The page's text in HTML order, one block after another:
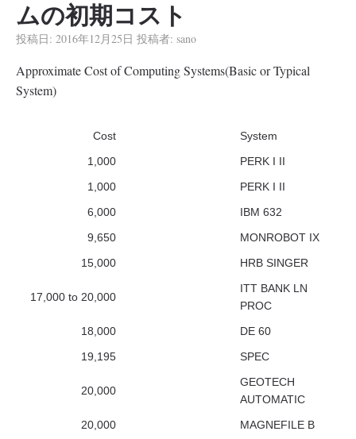
ムの初期コスト
投稿日: 2016年12月25日 投稿者: sano
Approximate Cost of Computing Systems(Basic or Typical
System)
Cost
System
1,000
PERK I II
1,000
PERK I II
6,000
IBM 632
9,650
MONROBOT IX
15,000
HRB SINGER
17,000 to 20,000
ITT BANK LN
PROC
18,000
DE 60
19,195
SPEC
20,000
GEOTECH
AUTOMATIC
20,000
MAGNEFILE B